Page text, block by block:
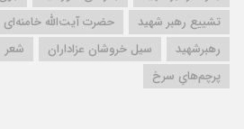
تشییع رهبر شهید
حضرت آیت‌الله خامنه‌ای
رهبرشهید
سیل خروشان عزاداران شعر
پرچم‌هایِ سرخ